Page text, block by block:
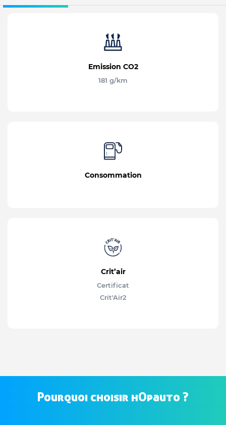
Emission CO2
181 g/km
Consommation
Crit’air
Certificat
Crit'Air2
Pourquoi choisir hOpauto ?